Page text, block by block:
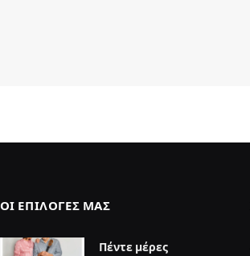
ΟΙ ΕΠΙΛΟΓΈΣ ΜΑΣ
Πέντε μέρες